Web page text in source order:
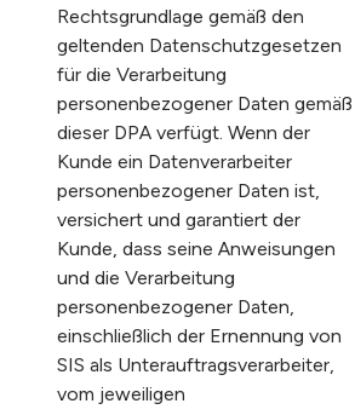
Rechtsgrundlage gemäß den
geltenden Datenschutzgesetzen
für die Verarbeitung
personenbezogener Daten gemäß
dieser DPA verfügt. Wenn der
Kunde ein Datenverarbeiter
personenbezogener Daten ist,
versichert und garantiert der
Kunde, dass seine Anweisungen
und die Verarbeitung
personenbezogener Daten,
einschließlich der Ernennung von
SIS als Unterauftragsverarbeiter,
vom jeweiligen